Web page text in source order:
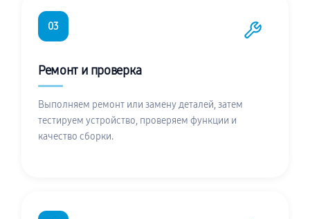
03
Ремонт и проверка
Выполняем ремонт или замену деталей, затем
тестируем устройство, проверяем функции и
качество сборки.